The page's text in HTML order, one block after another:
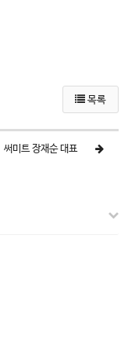
목록
써미트 장재순 대표